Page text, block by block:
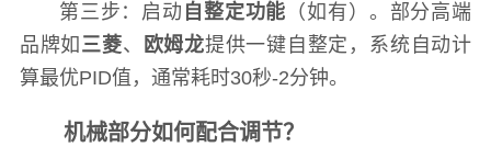
第三步：启动 自整定功能 （如有）。部分高端
品牌如 三菱、 欧姆龙提供一键自整定，系统自动计
算最优PID值，通常耗时30秒-2分钟。
机械部分如何配合调节？